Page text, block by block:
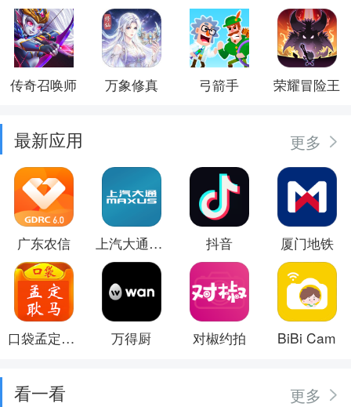
传奇召唤师 万象修真 弓箭手 荣耀冒险王
最新应用 更多
广东农信 上汽大通MAXUS 抖音 厦门地铁
口袋孟定耿马 万得厨 对椒约拍 BiBi Cam
看一看 更多